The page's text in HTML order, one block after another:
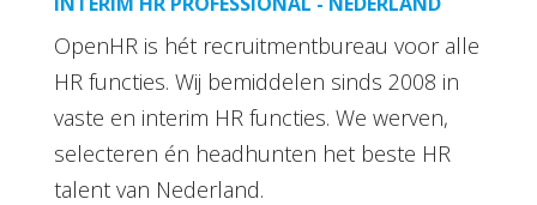
OpenHR is hét recruitmentbureau voor alle
HR functies. Wij bemiddelen sinds 2008 in
vaste en interim HR functies. We werven,
selecteren én headhunten het beste HR
talent van Nederland.